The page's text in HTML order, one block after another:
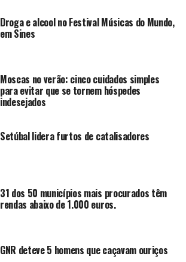
Droga e alcool no Festival Músicas do Mundo,
em Sines
Moscas no verão: cinco cuidados simples
para evitar que se tornem hóspedes
indesejados
Setúbal lidera furtos de catalisadores
31 dos 50 municípios mais procurados têm
rendas abaixo de 1.000 euros.
GNR deteve 5 homens que caçavam ouriços